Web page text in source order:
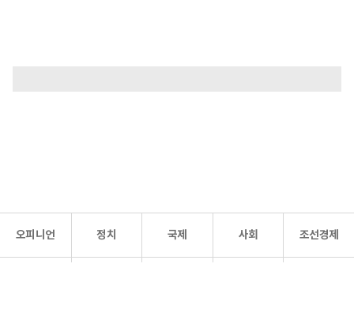
오피니언 정치 국제 사회 조선경제